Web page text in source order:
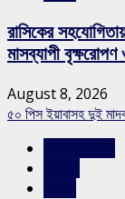
রাসিকের
মাসব্যাপী
August 8, 2026
৫০ পিস ইয়াবাসহ দুই